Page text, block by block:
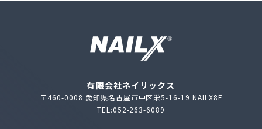
有限会社ネイリックス
〒460-0008 愛知県名古屋市中区栄5-16-19 NAILX8F
TEL:052-263-6089